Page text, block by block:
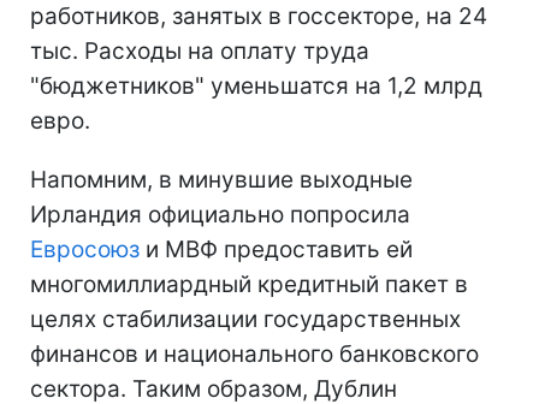
работников, занятых в госсекторе, на 24
тыс. Расходы на оплату труда
"бюджетников" уменьшатся на 1,2 млрд
евро.
Напомним, в минувшие выходные
Ирландия официально попросила
Евросоюз и МВФ предоставить ей
многомиллиардный кредитный пакет в
целях стабилизации государственных
финансов и национального банковского
сектора. Таким образом, Дублин